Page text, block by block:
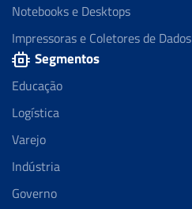
Notebooks e Desktops
Impressoras e Coletores de Dados
Segmentos
Educação
Logística
Varejo
Indústria
Governo